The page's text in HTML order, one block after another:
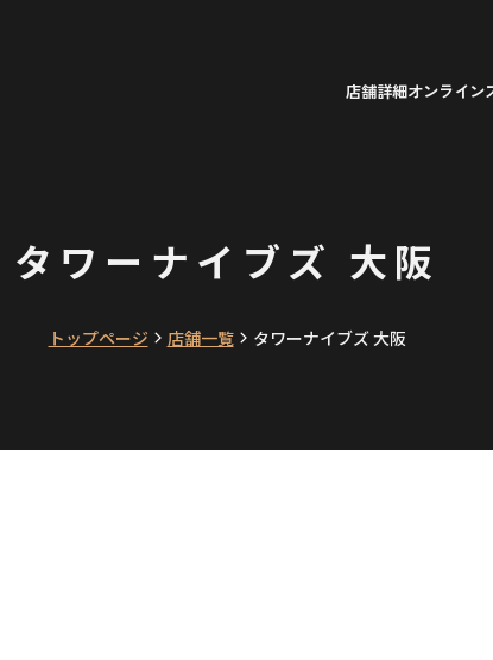
店舗詳細オンライン
タワーナイブズ 大阪
トップページ 店舗一覧 タワーナイブズ 大阪